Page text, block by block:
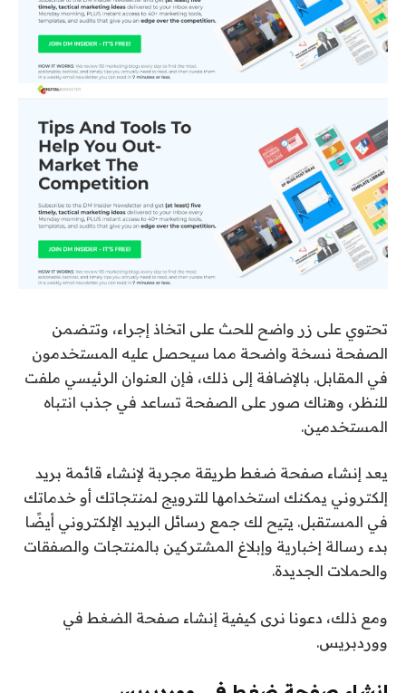
تحتوي على زر واضح للحث على اتخاذ إجراء، وتتضمن
الصفحة نسخة واضحة مما سيحصل عليه المستخدمون
في المقابل. بالإضافة إلى ذلك، فإن العنوان الرئيسي ملفت
للنظر، وهناك صور على الصفحة تساعد في جذب انتباه
المستخدمين.
يعد إنشاء صفحة ضغط طريقة مجربة لإنشاء قائمة بريد
إلكتروني يمكنك استخدامها للترويج لمنتجاتك أو خدماتك
في المستقبل. يتيح لك جمع رسائل البريد الإلكتروني أيضًا
بدء رسالة إخبارية وإبلاغ المشتركين بالمنتجات والصفقات
والحملات الجديدة.
ومع ذلك، دعونا نرى كيفية إنشاء صفحة الضغط في
ووردبريس.